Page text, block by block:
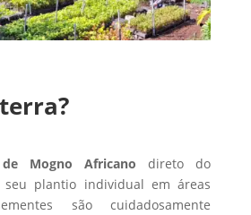
Mogno Africano direto do
plantio individual em áreas
são cuidadosamente